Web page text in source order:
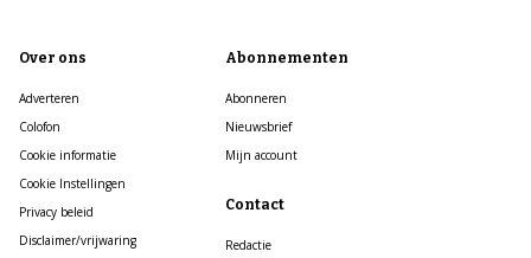
Over ons
Adverteren
Colofon
Cookie informatie
Cookie Instellingen
Privacy beleid
Disclaimer/vrijwaring
Abonnementen
Abonneren
Nieuwsbrief
Mijn account
Contact
Redactie